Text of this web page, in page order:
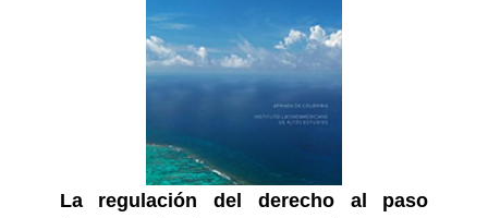
La regulación del derecho al paso